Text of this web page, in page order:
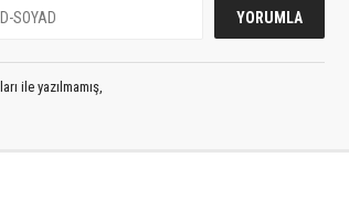
ile yazılmamış,